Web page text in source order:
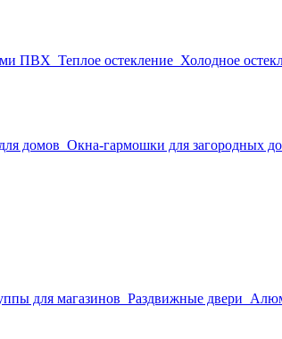
ПВХ Теплое остекление Холодное
домов Окна-гармошки для загородных
для магазинов Раздвижные двери